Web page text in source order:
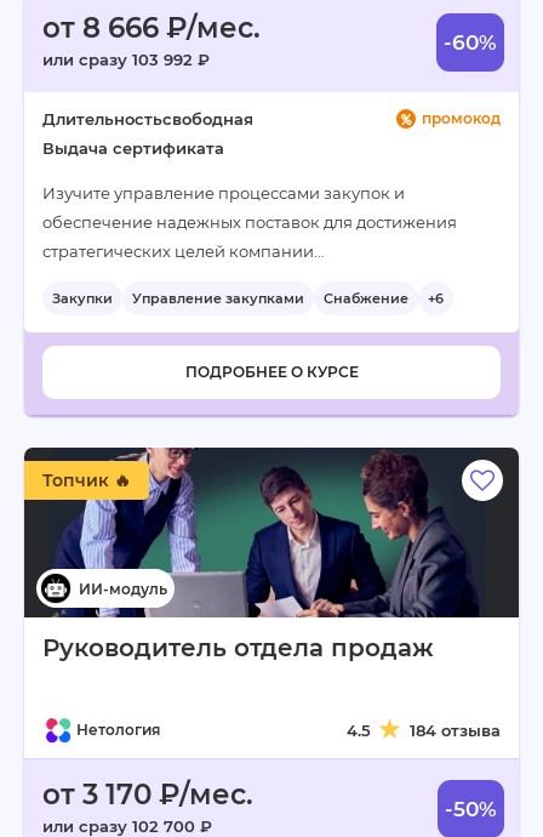
от 8 666 ₽/мес.
или сразу 103 992 ₽
-60%
промокод
Длительностьсвободная
Выдача сертификата
Изучите управление процессами закупок и
обеспечение надежных поставок для достижения
стратегических целей компании…
Закупки Управление закупками Снабжение +6
ПОДРОБНЕЕ О КУРСЕ
Руководитель отдела продаж
Нетология 4.5 184 отзыва
от 3 170 ₽/мес.
или сразу 102 700 ₽
-50%
Топчик 🔥